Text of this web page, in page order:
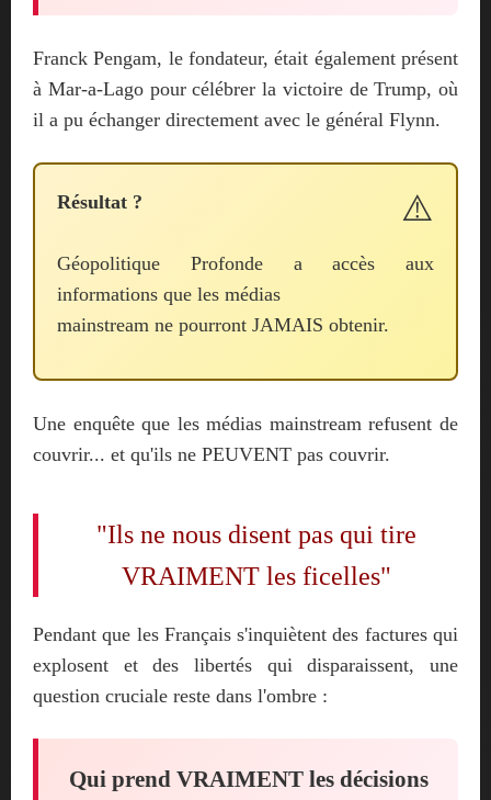
Franck Pengam, le fondateur, était également présent
à Mar-a-Lago pour célébrer la victoire de Trump, où
il a pu échanger directement avec le général Flynn.
Résultat ?
Géopolitique Profonde a accès aux
informations que les médias
mainstream ne pourront JAMAIS obtenir.
Une enquête que les médias mainstream refusent de
couvrir... et qu'ils ne PEUVENT pas couvrir.
"Ils ne nous disent pas qui tire
VRAIMENT les ficelles"
Pendant que les Français s'inquiètent des factures qui
explosent et des libertés qui disparaissent, une
question cruciale reste dans l'ombre :
Qui prend VRAIMENT les décisions